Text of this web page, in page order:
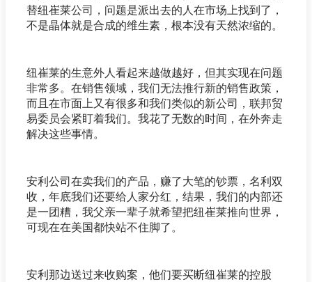
替纽崔莱公司，问题是派出去的人在市场上找到了，
不是晶体就是合成的维生素，根本没有天然浓缩的。
纽崔莱的生意外人看起来越做越好，但其实现在问题
非常多。在销售领域，我们无法推行新的销售政策，
而且在市面上又有很多和我们类似的新公司，联邦贸
易委员会紧盯着我们。我花了无数的时间，在外奔走
解决这些事情。
安利公司在卖我们的产品，赚了大笔的钞票，名利双
收，年底我们还要给人家分红，结果，我们的内部还
是一团糟，我父亲一辈子就希望把纽崔莱推向世界，
可现在在美国都快站不住脚了。
安利那边送过来收购案，他们要买断纽崔莱的控股